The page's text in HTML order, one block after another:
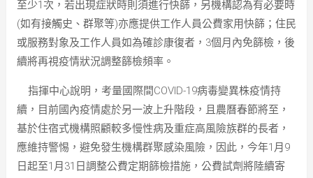
至少1次，若出現症狀時則須進行快篩，另機構認為有必要時
(如有接觸史、群聚等)亦應提供工作人員公費家用快篩；住民
或服務對象及工作人員如為確診康復者，3個月內免篩檢，後
續將再視疫情狀況調整篩檢頻率。
指揮中心說明，考量國際間COVID-19病毒變異株疫情持
續，目前國內疫情處於另一波上升階段，且農曆春節將至，
基於住宿式機構照顧較多慢性病及重症高風險族群的長者，
應維持警惕，避免發生機構群聚感染風險，因此，今年1月9
日起至1月31日調整公費定期篩檢措施，公費試劑將陸續寄